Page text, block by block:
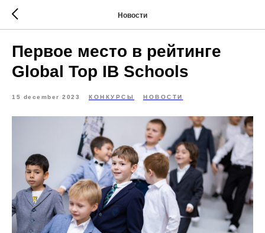
Новости
Первое место в рейтинге
Global Top IB Schools
15 december 2023 КОНКУРСЫ НОВОСТИ